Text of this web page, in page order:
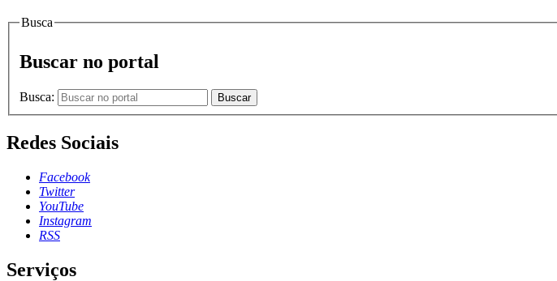
Busca
Buscar no portal
Busca: Buscar
Redes Sociais
Facebook
Twitter
YouTube
Instagram
RSS
Serviços